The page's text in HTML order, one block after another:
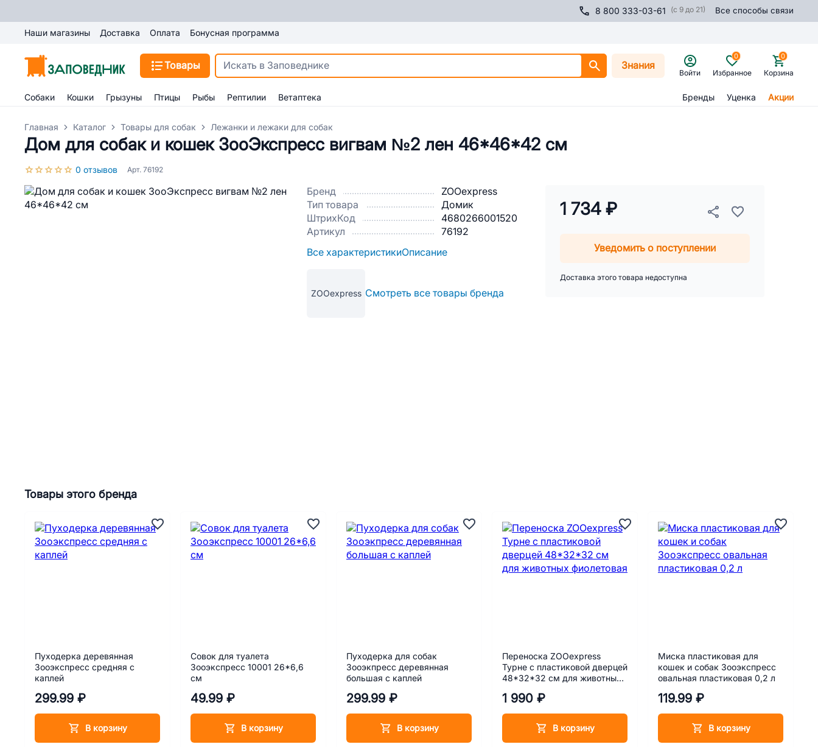
8 800 333-03-61 (с 9 до 21) Все способы связи
Наши магазины Доставка Оплата Бонусная программа
Товары Знания
Войти Избранное
0
Корзина
0
Собаки Кошки Грызуны Птицы Рыбы Рептилии Ветаптека Бренды Уценка Акции
Главная Каталог Товары для собак Лежанки и лежаки для собак
Дом для собак и кошек ЗооЭкспресс вигвам №2 лен 46*46*42 см
0 отзывов Арт. 76192
Бренд
ZOOexpress
Тип товара
Домик
ШтрихКод
4680266001520
Артикул
76192
Все характеристикиОписание
ZOOexpress Смотреть все товары бренда
1 734 ₽
Уведомить о поступлении
Доставка этого товара недоступна
Товары этого бренда
Пуходерка деревянная
Зооэкспресс средняя с
каплей
299.99 ₽
В корзину
Совок для туалета
Зооэкспресс 10001 26*6,6
см
49.99 ₽
В корзину
Пуходерка для собак
Зооэкпресс деревянная
большая с каплей
299.99 ₽
В корзину
Переноска ZOOexpress
Турне с пластиковой дверцей
48*32*32 см для животных
1 990 ₽
В корзину
Миска пластиковая для
кошек и собак Зооэкспресс
овальная пластиковая 0,2 л
119.99 ₽
В корзину